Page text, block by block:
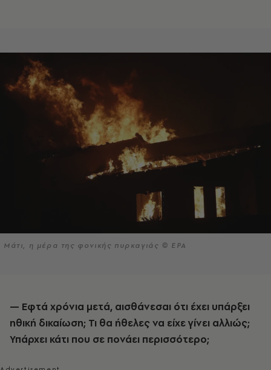
Μάτι, η μέρα της φονικής πυρκαγιάς © EPA
— Εφτά χρόνια μετά, αισθάνεσαι ότι έχει υπάρξει
ηθική δικαίωση; Τι θα ήθελες να είχε γίνει αλλιώς;
Υπάρχει κάτι που σε πονάει περισσότερο;